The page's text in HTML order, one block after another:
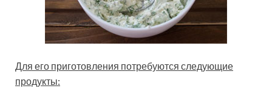
Для его приготовления потребуются следующие
продукты: